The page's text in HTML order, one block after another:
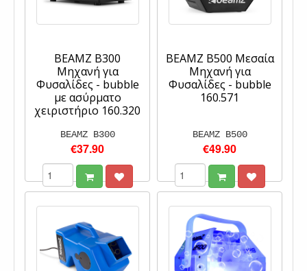
BEAMZ B300
Μηχανή για
Φυσαλίδες - bubble
με ασύρματο
χειριστήριο 160.320
BEAMZ B300
€37.90
BEAMZ B500 Μεσαία
Μηχανή για
Φυσαλίδες - bubble
160.571
BEAMZ B500
€49.90